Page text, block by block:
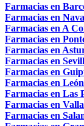
Farmacias en
Farmacias en
Farmacias en A
Farmacias en
Farmacias en
Farmacias en
Farmacias en
Farmacias en
Farmacias en Las
Farmacias en
Farmacias en